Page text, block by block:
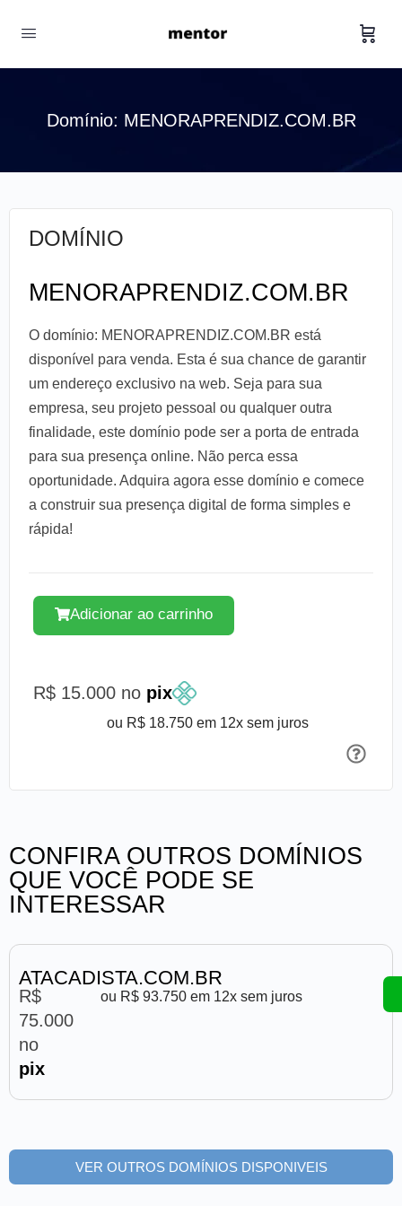
Domínio: MENORAPRENDIZ.COM.BR
DOMÍNIO
MENORAPRENDIZ.COM.BR
O domínio: MENORAPRENDIZ.COM.BR está
disponível para venda. Esta é sua chance de garantir
um endereço exclusivo na web. Seja para sua
empresa, seu projeto pessoal ou qualquer outra
finalidade, este domínio pode ser a porta de entrada
para sua presença online. Não perca essa
oportunidade. Adquira agora esse domínio e comece
a construir sua presença digital de forma simples e
rápida!
Adicionar ao carrinho
R$ 15.000 no pix
ou R$ 18.750 em 12x sem juros
CONFIRA OUTROS DOMÍNIOS
QUE VOCÊ PODE SE
INTERESSAR
ATACADISTA.COM.BR
R$
75.000
no
pix
ou R$ 93.750 em 12x sem juros
VER OUTROS DOMÍNIOS DISPONIVEIS